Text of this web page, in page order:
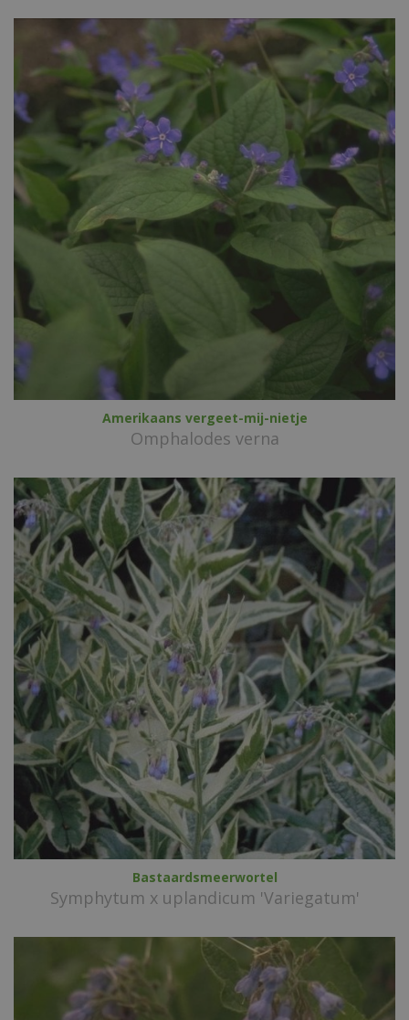
Amerikaans vergeet-mij-nietje
Omphalodes verna
Bastaardsmeerwortel
Symphytum x uplandicum 'Variegatum'